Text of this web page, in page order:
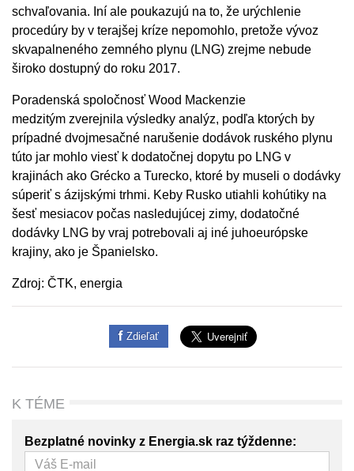
schvaľovania. Iní ale poukazujú na to, že urýchlenie
procedúry by v terajšej kríze nepomohlo, pretože vývoz
skvapalneného zemného plynu (LNG) zrejme nebude
široko dostupný do roku 2017.
Poradenská spoločnosť Wood Mackenzie
medzitým zverejnila výsledky analýz, podľa ktorých by
prípadné dvojmesačné narušenie dodávok ruského plynu
túto jar mohlo viesť k dodatočnej dopytu po LNG v
krajinách ako Grécko a Turecko, ktoré by museli o dodávky
súperiť s ázijskými trhmi. Keby Rusko utiahli kohútiky na
šesť mesiacov počas nasledujúcej zimy, dodatočné
dodávky LNG by vraj potrebovali aj iné juhoeurópske
krajiny, ako je Španielsko.
Zdroj: ČTK, energia
Zdieľať
K TÉME
Bezplatné novinky z Energia.sk raz týždenne: